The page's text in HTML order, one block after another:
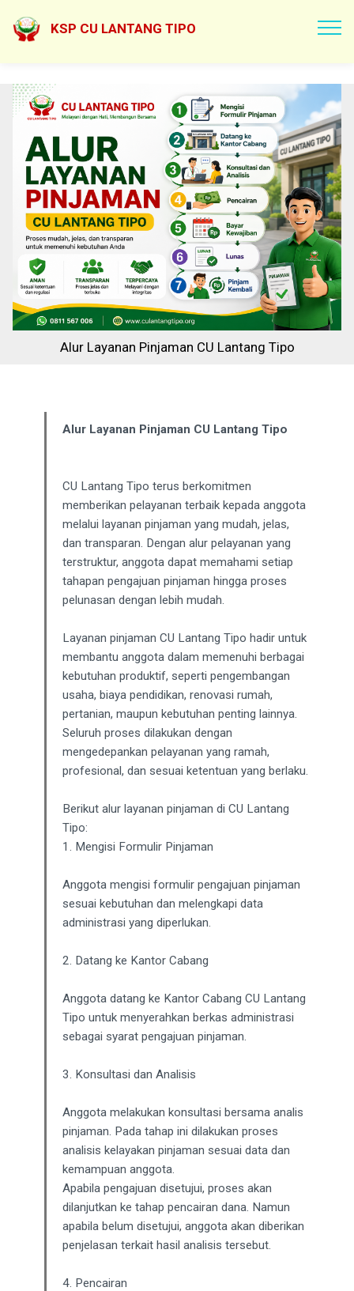
KSP CU LANTANG TIPO
Alur Layanan Pinjaman CU Lantang Tipo
Alur Layanan Pinjaman CU Lantang Tipo
CU Lantang Tipo terus berkomitmen
memberikan pelayanan terbaik kepada anggota
melalui layanan pinjaman yang mudah, jelas,
dan transparan. Dengan alur pelayanan yang
terstruktur, anggota dapat memahami setiap
tahapan pengajuan pinjaman hingga proses
pelunasan dengan lebih mudah.
Layanan pinjaman CU Lantang Tipo hadir untuk
membantu anggota dalam memenuhi berbagai
kebutuhan produktif, seperti pengembangan
usaha, biaya pendidikan, renovasi rumah,
pertanian, maupun kebutuhan penting lainnya.
Seluruh proses dilakukan dengan
mengedepankan pelayanan yang ramah,
profesional, dan sesuai ketentuan yang berlaku.
Berikut alur layanan pinjaman di CU Lantang
Tipo:
1. Mengisi Formulir Pinjaman
Anggota mengisi formulir pengajuan pinjaman
sesuai kebutuhan dan melengkapi data
administrasi yang diperlukan.
2. Datang ke Kantor Cabang
Anggota datang ke Kantor Cabang CU Lantang
Tipo untuk menyerahkan berkas administrasi
sebagai syarat pengajuan pinjaman.
3. Konsultasi dan Analisis
Anggota melakukan konsultasi bersama analis
pinjaman. Pada tahap ini dilakukan proses
analisis kelayakan pinjaman sesuai data dan
kemampuan anggota.
Apabila pengajuan disetujui, proses akan
dilanjutkan ke tahap pencairan dana. Namun
apabila belum disetujui, anggota akan diberikan
penjelasan terkait hasil analisis tersebut.
4. Pencairan